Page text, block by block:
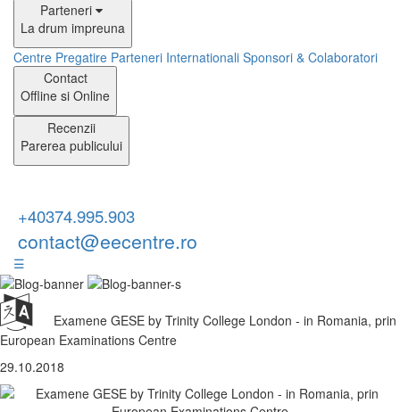
Parteneri
La drum impreuna
Centre Pregatire Parteneri Internationali Sponsori & Colaboratori
Contact
Offline si Online
Recenzii
Parerea publicului
+40374.995.903
contact@eecentre.ro
☰
Examene GESE by Trinity College London - in Romania, prin
European Examinations Centre
29.10.2018